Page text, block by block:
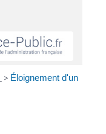
> Éloignement d'un